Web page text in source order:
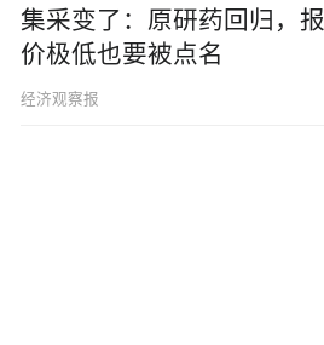
集采变了：原研药回归，报
价极低也要被点名
经济观察报